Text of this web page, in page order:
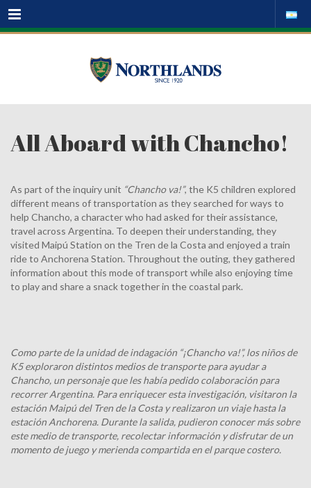
Menu
All Aboard with Chancho!
As part of the inquiry unit “Chancho va!”, the K5 children explored
different means of transportation as they searched for ways to
help Chancho, a character who had asked for their assistance,
travel across Argentina. To deepen their understanding, they
visited Maipú Station on the Tren de la Costa and enjoyed a train
ride to Anchorena Station. Throughout the outing, they gathered
information about this mode of transport while also enjoying time
to play and share a snack together in the coastal park.
Como parte de la unidad de indagación “¡Chancho va!”, los niños de
K5 exploraron distintos medios de transporte para ayudar a
Chancho, un personaje que les había pedido colaboración para
recorrer Argentina. Para enriquecer esta investigación, visitaron la
estación Maipú del Tren de la Costa y realizaron un viaje hasta la
estación Anchorena. Durante la salida, pudieron conocer más sobre
este medio de transporte, recolectar información y disfrutar de un
momento de juego y merienda compartida en el parque costero.